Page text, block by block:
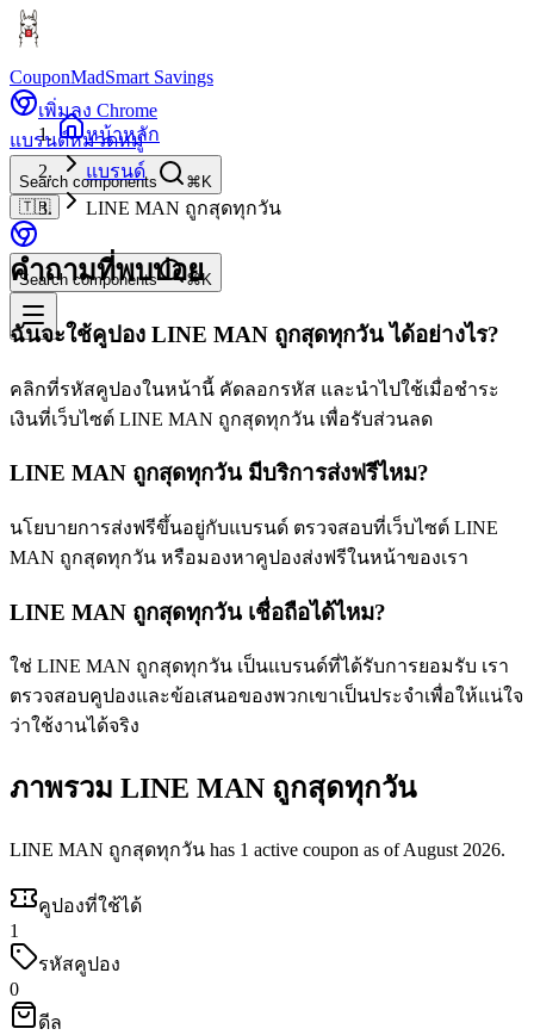
CouponMadSmart Savings
เพิ่มลง Chrome
แบรนด์หมวดหมู่
Search components
⌘K
🇹🇭
Search components ⌘K
หน้าหลัก
แบรนด์
LINE MAN ถูกสุดทุกวัน
คำถามที่พบบ่อย
ฉันจะใช้คูปอง LINE MAN ถูกสุดทุกวัน ได้อย่างไร?
คลิกที่รหัสคูปองในหน้านี้ คัดลอกรหัส และนำไปใช้เมื่อชำระ
เงินที่เว็บไซต์ LINE MAN ถูกสุดทุกวัน เพื่อรับส่วนลด
LINE MAN ถูกสุดทุกวัน มีบริการส่งฟรีไหม?
นโยบายการส่งฟรีขึ้นอยู่กับแบรนด์ ตรวจสอบที่เว็บไซต์ LINE
MAN ถูกสุดทุกวัน หรือมองหาคูปองส่งฟรีในหน้าของเรา
LINE MAN ถูกสุดทุกวัน เชื่อถือได้ไหม?
ใช่ LINE MAN ถูกสุดทุกวัน เป็นแบรนด์ที่ได้รับการยอมรับ เรา
ตรวจสอบคูปองและข้อเสนอของพวกเขาเป็นประจำเพื่อให้แน่ใจ
ว่าใช้งานได้จริง
ภาพรวม LINE MAN ถูกสุดทุกวัน
LINE MAN ถูกสุดทุกวัน has 1 active coupon as of August 2026.
คูปองที่ใช้ได้
1
รหัสคูปอง
0
ดีล